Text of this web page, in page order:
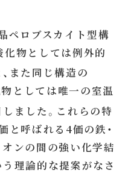
ペロブスカイト型構
化物としては例外的
また同じ構造の
としては唯一の室温
ました。これらの特
と呼ばれる4価の鉄・
ンの間の強い化学結
理論的な提案がなさ